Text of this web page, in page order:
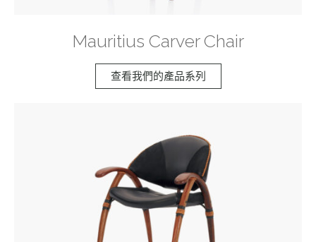
Mauritius Carver Chair
查看我們的產品系列